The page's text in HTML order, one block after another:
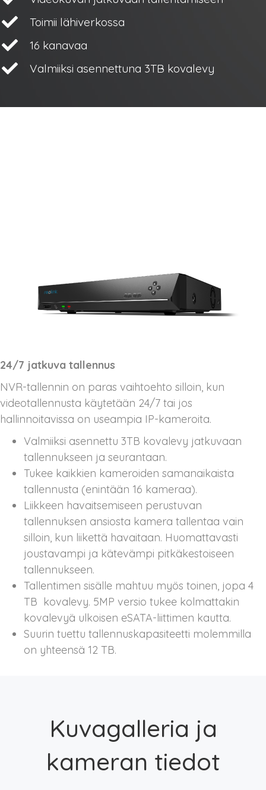
Toimii lähiverkossa
16 kanavaa
Valmiiksi asennettuna 3TB kovalevy
24/7 jatkuva tallennus
NVR-tallennin on paras vaihtoehto silloin, kun
videotallennusta käytetään 24/7 tai jos
hallinnoitavissa on useampia IP-kameroita.
Valmiiksi asennettu 3TB kovalevy jatkuvaan
tallennukseen ja seurantaan.
Tukee kaikkien kameroiden samanaikaista
tallennusta (enintään 16 kameraa).
Liikkeen havaitsemiseen perustuvan
tallennuksen ansiosta kamera tallentaa vain
silloin, kun liikettä havaitaan. Huomattavasti
joustavampi ja kätevämpi pitkäkestoiseen
tallennukseen.
Tallentimen sisälle mahtuu myös toinen, jopa 4
TB kovalevy. 5MP versio tukee kolmattakin
kovalevyä ulkoisen eSATA-liittimen kautta.
Suurin tuettu tallennuskapasiteetti molemmilla
on yhteensä 12 TB.
Kuvagalleria ja
kameran tiedot